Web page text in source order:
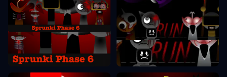
Sprunki Etapas 6
Sprunki Etapas 7